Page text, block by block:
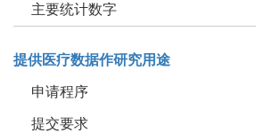
主要统计数字
提供医疗数据作研究用途
申请程序
提交要求